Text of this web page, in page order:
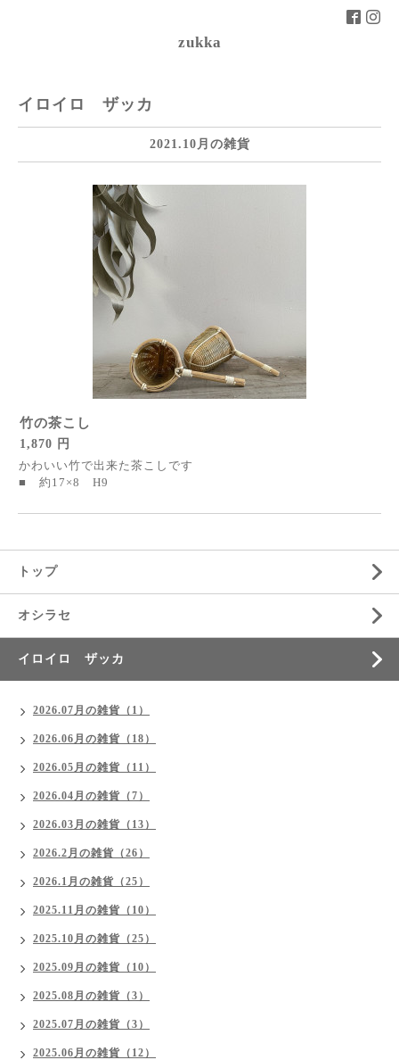
zukka
イロイロ ザッカ
2021.10月の雑貨
竹の茶こし
1,870 円
かわいい竹で出来た茶こしです
■ 約17×8 H9
トップ
オシラセ
イロイロ ザッカ
2026.07月の雑貨（1）
2026.06月の雑貨（18）
2026.05月の雑貨（11）
2026.04月の雑貨（7）
2026.03月の雑貨（13）
2026.2月の雑貨（26）
2026.1月の雑貨（25）
2025.11月の雑貨（10）
2025.10月の雑貨（25）
2025.09月の雑貨（10）
2025.08月の雑貨（3）
2025.07月の雑貨（3）
2025.06月の雑貨（12）